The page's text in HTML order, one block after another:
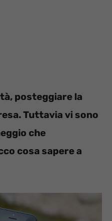
posteggiare la
Tuttavia vi sono
che
cosa sapere a